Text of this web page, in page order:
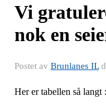
Vi
nok en
Postet av Brunlanes IL
Her er tabellen så langt :